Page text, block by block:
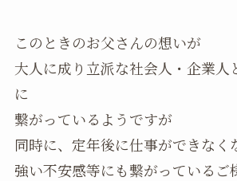
このときのお父さんの想いが
大人に成り立派な社会人・企業人
に
繋がっているようですが
同時に、定年後に仕事ができなく
強い不安感等にも繋がっているご